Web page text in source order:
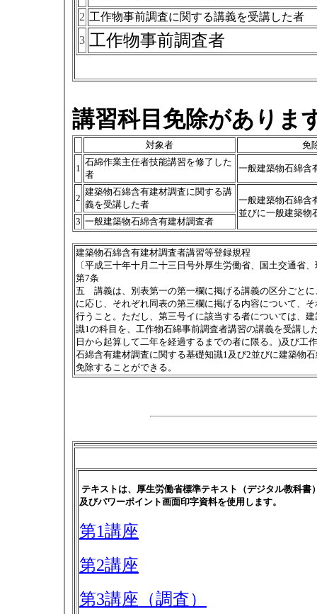
2 工作物事前調査に関する講義を受講した者
3 工作物事前調査者
講習科目免除がありま
対象者 免
1
石綿作業主任者技能講習を修了した
者
一般建築物石綿含
2
建築物石綿含有建材調査に関する講
義を受講した者
一般建築物石綿含
並びに一般建築物
3 一般建築物石綿含有建材調査者
建築物石綿含有建材調査者講習等登録規程
〔平成三十年十月二十三日号外厚生労働省、国土交通省
第7条
五 講義は、別表第一の第一欄に掲げる講義の区分ごと
に応じ、それぞれ同表の第三欄に掲げる内容について、
行うこと。ただし、第三号イに該当する者については、
識1の科目を、工作物石綿事前調査者講習の講義を受講し
日から起算して二年を経過するまでの者に限る。)及び工
石綿含有建材調査に関する基礎知識1及び2並びに建築物
免除することができる。
テキストは、厚生労働省標準テキスト（デジタル教科書
及びパワーポイント画面印字資料を使用します。
第1講座
第2講座
第3講座（調査）